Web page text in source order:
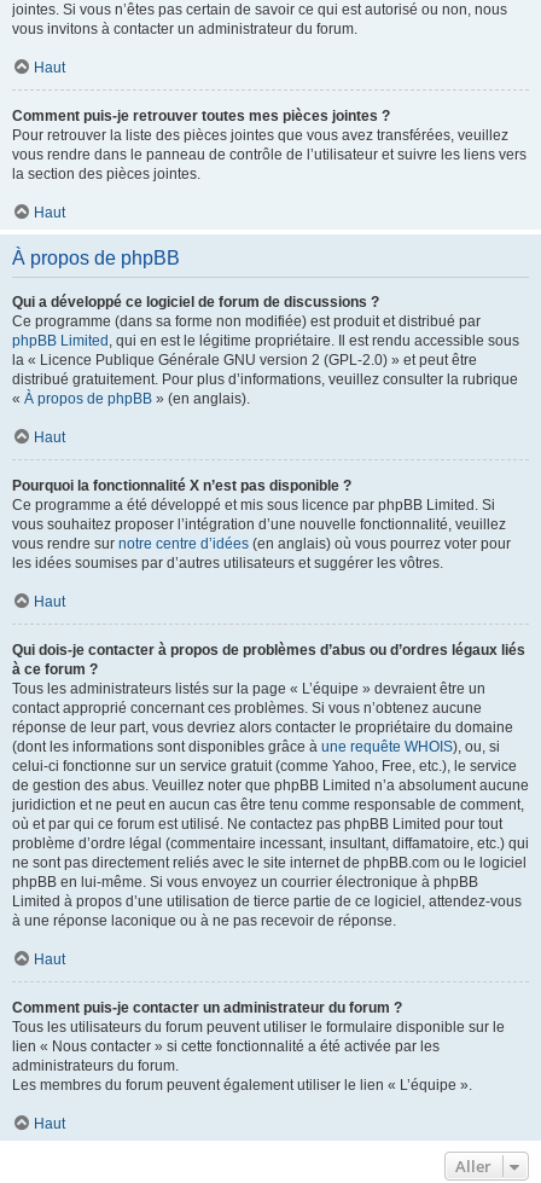
jointes. Si vous n’êtes pas certain de savoir ce qui est autorisé ou non, nous
vous invitons à contacter un administrateur du forum.
Haut
Comment puis-je retrouver toutes mes pièces jointes ?
Pour retrouver la liste des pièces jointes que vous avez transférées, veuillez
vous rendre dans le panneau de contrôle de l’utilisateur et suivre les liens vers
la section des pièces jointes.
Haut
À propos de phpBB
Qui a développé ce logiciel de forum de discussions ?
Ce programme (dans sa forme non modifiée) est produit et distribué par
phpBB Limited , qui en est le légitime propriétaire. Il est rendu accessible sous
la « Licence Publique Générale GNU version 2 (GPL-2.0) » et peut être
distribué gratuitement. Pour plus d’informations, veuillez consulter la rubrique
« À propos de phpBB » (en anglais).
Haut
Pourquoi la fonctionnalité X n’est pas disponible ?
Ce programme a été développé et mis sous licence par phpBB Limited. Si
vous souhaitez proposer l’intégration d’une nouvelle fonctionnalité, veuillez
vous rendre sur notre centre d’idées (en anglais) où vous pourrez voter pour
les idées soumises par d’autres utilisateurs et suggérer les vôtres.
Haut
Qui dois-je contacter à propos de problèmes d’abus ou d’ordres légaux liés
à ce forum ?
Tous les administrateurs listés sur la page « L’équipe » devraient être un
contact approprié concernant ces problèmes. Si vous n’obtenez aucune
réponse de leur part, vous devriez alors contacter le propriétaire du domaine
(dont les informations sont disponibles grâce à une requête WHOIS), ou, si
celui-ci fonctionne sur un service gratuit (comme Yahoo, Free, etc.), le service
de gestion des abus. Veuillez noter que phpBB Limited n’a absolument aucune
juridiction et ne peut en aucun cas être tenu comme responsable de comment,
où et par qui ce forum est utilisé. Ne contactez pas phpBB Limited pour tout
problème d’ordre légal (commentaire incessant, insultant, diffamatoire, etc.) qui
ne sont pas directement reliés avec le site internet de phpBB.com ou le logiciel
phpBB en lui-même. Si vous envoyez un courrier électronique à phpBB
Limited à propos d’une utilisation de tierce partie de ce logiciel, attendez-vous
à une réponse laconique ou à ne pas recevoir de réponse.
Haut
Comment puis-je contacter un administrateur du forum ?
Tous les utilisateurs du forum peuvent utiliser le formulaire disponible sur le
lien « Nous contacter » si cette fonctionnalité a été activée par les
administrateurs du forum.
Les membres du forum peuvent également utiliser le lien « L’équipe ».
Haut
Aller